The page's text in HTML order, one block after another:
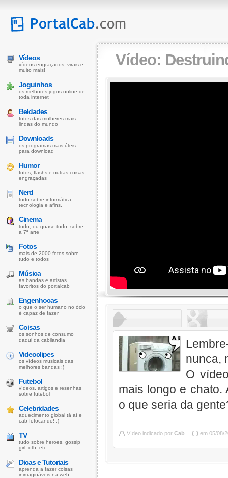
Vídeo:
nunca,
O
mais longo e chato.
o que seria da
Vídeo indicado por Cab em 05/08/
Vídeos
vídeos engraçados, virais e
muito mais!
Joguinhos
os melhores jogos online de
toda internet
Beldades
fotos das mulheres mais
lindas do mundo
Downloads
os programas mais úteis
para download
Humor
fotos, flashs e outras coisas
engraçadas
Nerd
tudo sobre informática,
tecnologia e afins.
Cinema
tudo, ou quase tudo, sobre
a 7ª arte
Fotos
mais de 2000 fotos sobre
tudo e todos
Música
as bandas e artistas
favoritos do portalcab
Engenhocas
o que o ser humano no ócio
é capaz de fazer
Coisas
os sonhos de consumo
daqui da cabilandia
Videoclipes
os vídeos musicais das
melhores bandas :)
Futebol
vídeos, artigos e resenhas
sobre futebol
Celebridades
aquecimento global tá aí e
cab fofocando! :)
TV
tudo sobre heroes, gossip
girl, oth, etc...
Dicas e Tutoriais
aprenda a fazer coisas
inimagináveis na web